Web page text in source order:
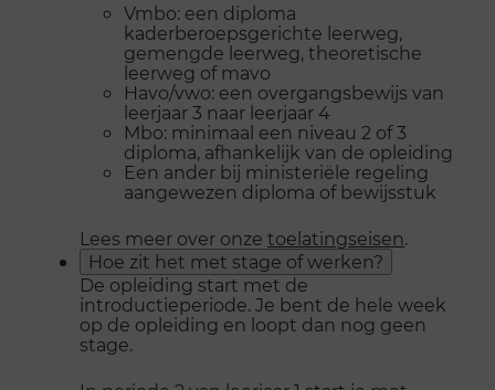
Vmbo: een diploma
kaderberoepsgerichte leerweg,
gemengde leerweg, theoretische
leerweg of mavo
Havo/vwo: een overgangsbewijs van
leerjaar 3 naar leerjaar 4
Mbo: minimaal een niveau 2 of 3
diploma, afhankelijk van de opleiding
Een ander bij ministeriële regeling
aangewezen diploma of bewijsstuk
Lees meer over onze toelatingseisen.
Hoe zit het met stage of werken?
De opleiding start met de
introductieperiode. Je bent de hele week
op de opleiding en loopt dan nog geen
stage.